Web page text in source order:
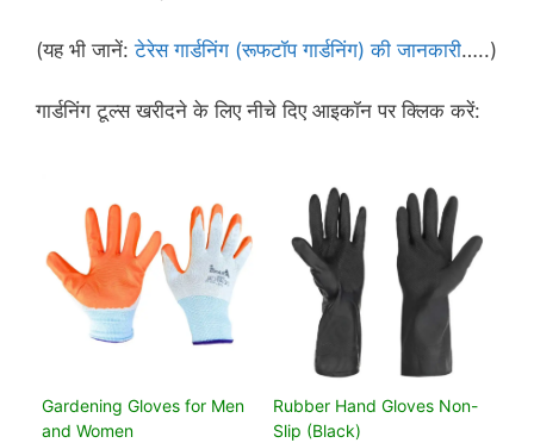
(यह भी जानें:टेरेस गार्डनिंग (रूफटॉप गार्डनिंग) की जानकारी…..)
गार्डनिंग टूल्स खरीदने के लिए नीचे दिए आइकॉन पर क्लिक करें:
Gardening Gloves for Men
and Women
Rubber Hand Gloves Non-
Slip (Black)